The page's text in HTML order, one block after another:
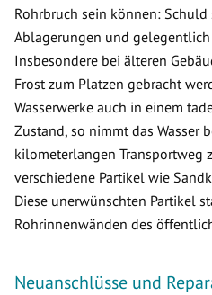
Rohrbruch sein können: Schuld
Ablagerungen und
Insbesondere bei älteren
Frost zum Platzen gebracht
Wasserwerke auch in einem
Zustand, so nimmt das Wasser
kilometerlangen Transportweg
verschiedene Partikel wie
Diese unerwünschten Partikel
Rohrinnenwänden des
Neuanschlüsse und